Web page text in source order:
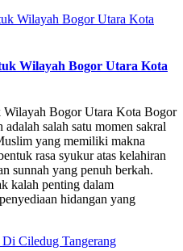
Wilayah Bogor Utara Kota
Wilayah Bogor Utara Kota Bogor
salah satu momen sakral
yang memiliki makna
rasa syukur atas kelahiran
sunnah yang penuh berkah.
kalah penting dalam
hidangan yang